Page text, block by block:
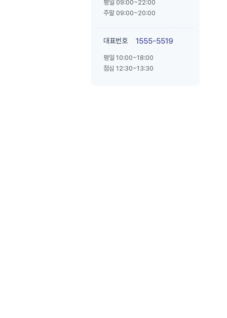
평일 09:00~22:00
주말 09:00~20:00
대표번호 1555-5519
평일 10:00~18:00
점심 12:30~13:30